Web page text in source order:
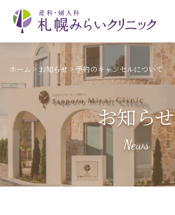
ホーム > お知らせ> 予約のキャンセルについて
お知らせ